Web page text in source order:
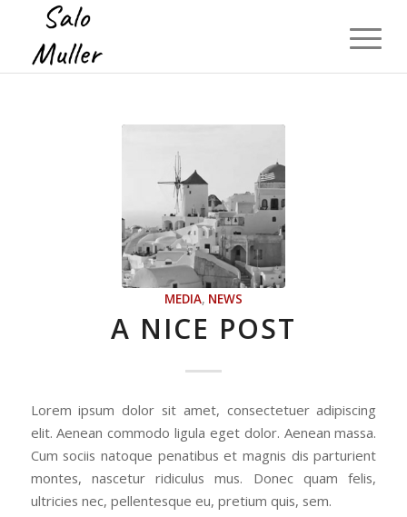
MEDIA, NEWS
A NICE POST
Lorem ipsum dolor sit amet, consectetuer adipiscing
elit. Aenean commodo ligula eget dolor. Aenean massa.
Cum sociis natoque penatibus et magnis dis parturient
montes, nascetur ridiculus mus. Donec quam felis,
ultricies nec, pellentesque eu, pretium quis, sem.